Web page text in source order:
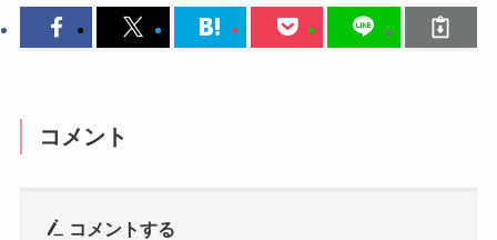
コメント
コメントする